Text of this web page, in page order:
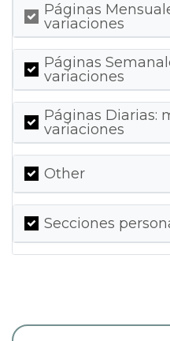
Páginas
variaciones
Páginas
variaciones
Páginas Diarias:
variaciones
Other
Secciones